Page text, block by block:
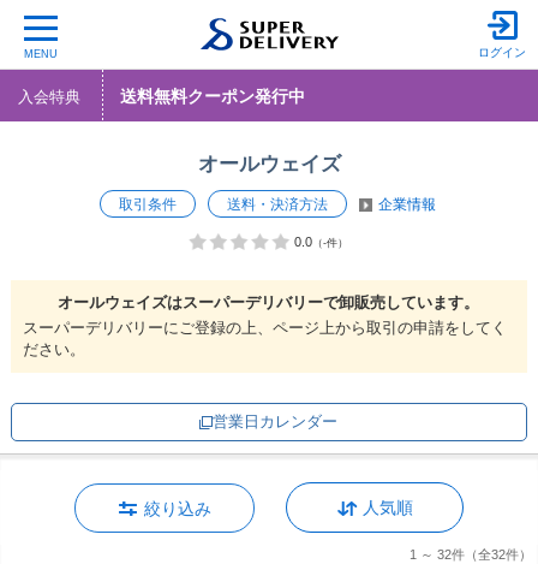
MENU ログイン
入会特典 送料無料クーポン発行中
オールウェイズ
取引条件 送料・決済方法 企業情報
0.0（-件）
オールウェイズはスーパーデリバリーで卸販売しています。
スーパーデリバリーにご登録の上、ページ上から取引の申請をしてく
ださい。
営業日カレンダー
絞り込み 人気順
1 ～ 32件 （全32件）